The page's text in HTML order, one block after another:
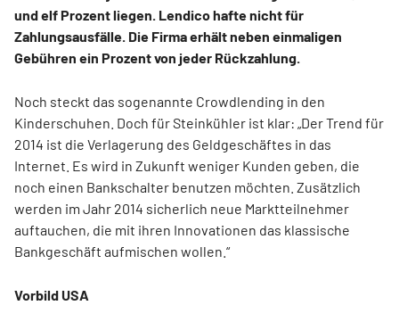
und elf Prozent liegen. Lendico hafte nicht für
Zahlungsausfälle. Die Firma erhält neben einmaligen
Gebühren ein Prozent von jeder Rückzahlung.
Noch steckt das sogenannte Crowdlending in den
Kinderschuhen. Doch für Steinkühler ist klar: „Der Trend für
2014 ist die Verlagerung des Geldgeschäftes in das
Internet. Es wird in Zukunft weniger Kunden geben, die
noch einen Bankschalter benutzen möchten. Zusätzlich
werden im Jahr 2014 sicherlich neue Marktteilnehmer
auftauchen, die mit ihren Innovationen das klassische
Bankgeschäft aufmischen wollen.“
Vorbild USA